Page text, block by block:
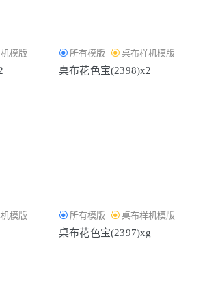
模版 所有模版 桌布样机模版
桌布花色宝(2398)x2
模版 所有模版 桌布样机模版
桌布花色宝(2397)xg